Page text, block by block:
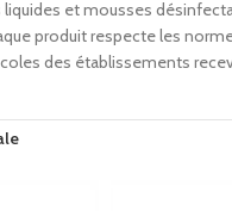
liquides et mousses
produit respecte les
des établissements